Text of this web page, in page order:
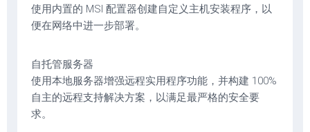
使用内置的 MSI 配置器创建自定义主机安装程序，以
便在网络中进一步部署。
自托管服务器
使用本地服务器增强远程实用程序功能，并构建 100%
自主的远程支持解决方案，以满足最严格的安全要
求。